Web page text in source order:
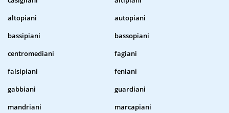
altopiani
autopiani
bassipiani
bassopiani
centromediani
fagiani
falsipiani
feniani
gabbiani
guardiani
mandriani
marcapiani